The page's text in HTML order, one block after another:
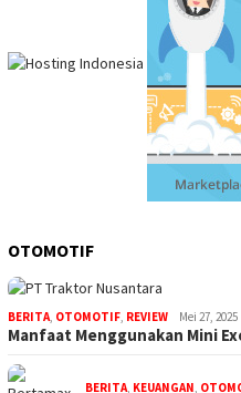
OTOMOTIF
BERITA, OTOMOTIF, REVIEW Mei 27, 2025
Manfaat Menggunakan Mini
BERITA, KEUANGAN,